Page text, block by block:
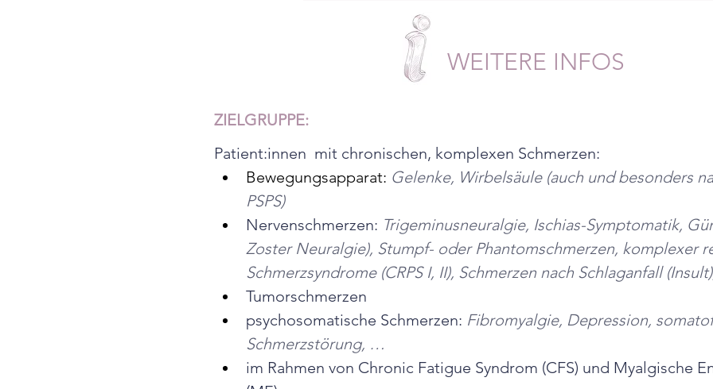
WEITERE INFOS
ZIELGRUPPE:
Patient:innen  mit chronischen, komplexen Schmerzen:
Bewegungsapparat: Gelenke, Wirbelsäule (auch und besonders
PSPS)
Nervenschmerzen: Trigeminusneuralgie, Ischias-Symptomatik,
Zoster Neuralgie), Stumpf- oder Phantomschmerzen, komplexer
Schmerzsyndrome (CRPS I, II), Schmerzen nach Schlaganfall
Tumorschmerzen
psychosomatische Schmerzen: Fibromyalgie, Depression,
Schmerzstörung, …
im Rahmen von Chronic Fatigue Syndrom (CFS) und Myalgische